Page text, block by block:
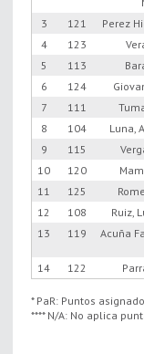
3
121 Perez
4
123
5
113
6
124
7
111
8
104 Luna,
9
115
10
120
11
125
12
108 Ruiz,
13
119
Acuña
14 122
* PaR: Puntos
**** N/A: No aplica